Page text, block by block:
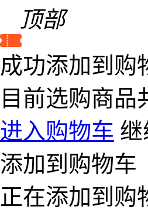
顶部
成功添加到购
目前选购商品
进入购物车
添加到购物车
正在添加到